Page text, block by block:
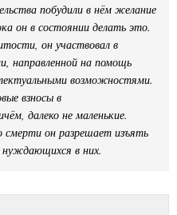
побудили в нём желание
он в состоянии делать это.
он участвовал в
направленной на помощь
возможностями.
взносы в
далеко не маленькие.
смерти он разрешает изъять
в них.